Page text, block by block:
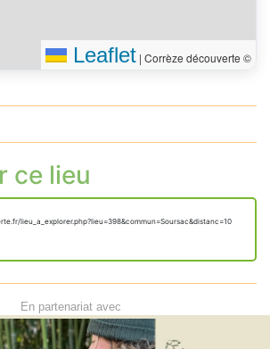
Leaflet | Corrèze découverte ©
ce lieu
lieu_a_explorer.php?lieu=398&commun=Soursac&distanc=10
En partenariat avec